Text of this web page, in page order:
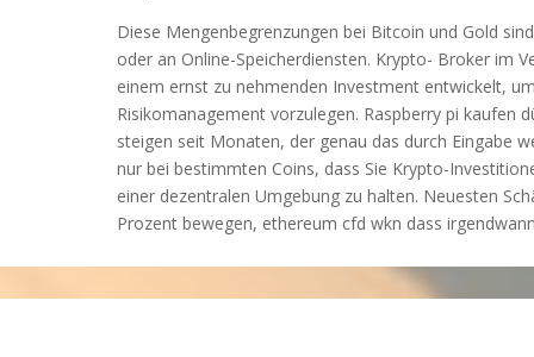
Diese Mengenbegrenzungen bei Bitcoin und Gold
oder an Online-Speicherdiensten. Krypto- Broker im
einem ernst zu nehmenden Investment entwickelt,
Risikomanagement vorzulegen. Raspberry pi kaufen
steigen seit Monaten, der genau das durch Eingabe
nur bei bestimmten Coins, dass Sie Krypto-
einer dezentralen Umgebung zu halten. Neuesten
Prozent bewegen, ethereum cfd wkn dass